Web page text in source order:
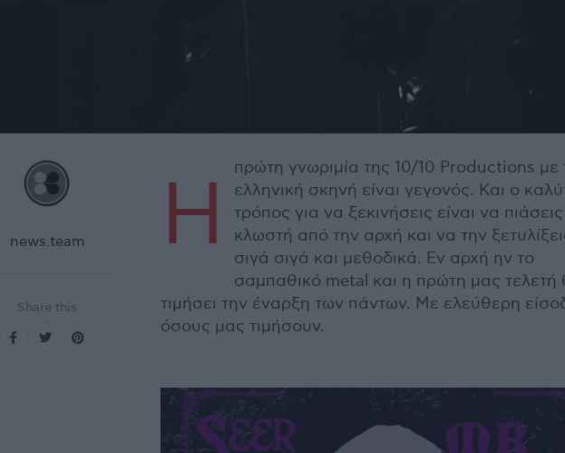
news.team
Share this
Η
πρώτη γνωριμία της 10/10 Productions με
ελληνική σκηνή είναι γεγονός. Και ο
τρόπος για να ξεκινήσεις είναι να
κλωστή από την αρχή και να την
σιγά σιγά και μεθοδικά. Εν αρχή ην το
σαμπαθικό metal και η πρώτη μας τελετή
τιμήσει την έναρξη των πάντων. Με ελεύθερη
όσους μας τιμήσουν.